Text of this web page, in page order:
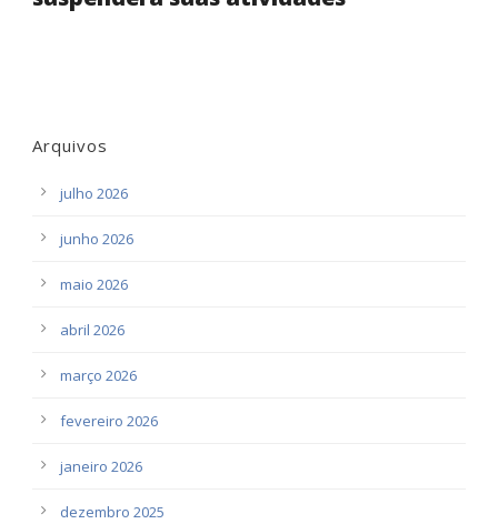
Arquivos
julho 2026
junho 2026
maio 2026
abril 2026
março 2026
fevereiro 2026
janeiro 2026
dezembro 2025